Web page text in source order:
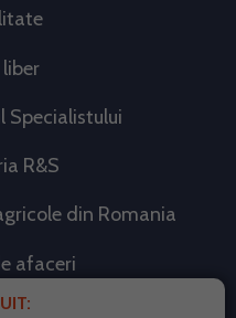
Specialistului
R&S
din Romania
afaceri